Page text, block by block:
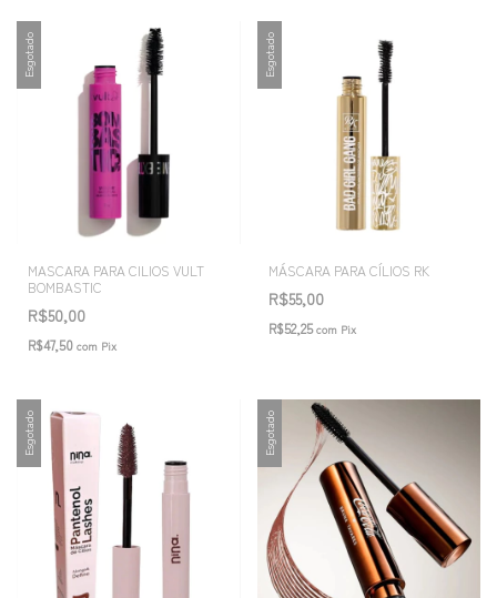
Esgotado
MASCARA PARA CILIOS VULT
BOMBASTIC
R$50,00
R$47,50 com Pix
Esgotado
MÁSCARA PARA CÍLIOS RK
R$55,00
R$52,25com Pix
Esgotado Esgotado